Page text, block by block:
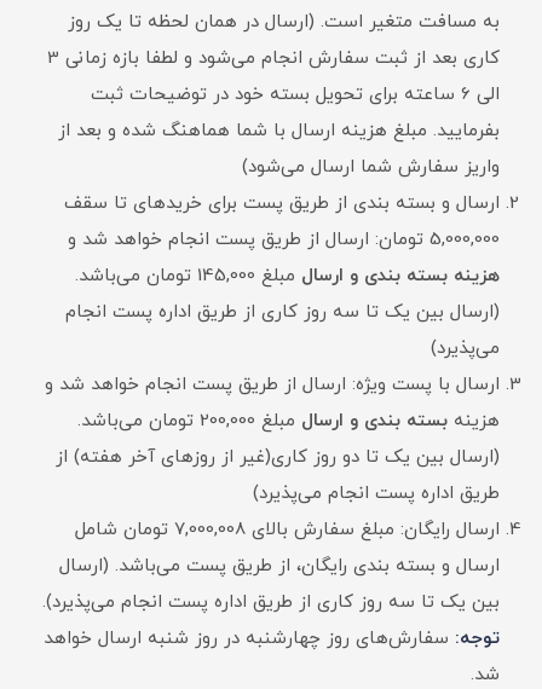
به مسافت متغیر است. (ارسال در همان لحظه تا یک روز
کاری بعد از ثبت سفارش انجام می‌شود و لطفا بازه زمانی 3
الی 6 ساعته برای تحویل بسته خود در توضیحات ثبت
بفرمایید. مبلغ هزینه ارسال با شما هماهنگ شده و بعد از
واریز سفارش شما ارسال می‌شود)
ارسال و بسته بندی از طریق پست برای خریدهای تا سقف
5,000,000 تومان: ارسال از طریق پست انجام خواهد شد و
هزینه بسته بندی و ارسال
مبلغ 145,000 تومان می‌باشد.
(ارسال بین یک تا سه روز کاری از طریق اداره پست انجام
می‌پذیرد)
ارسال با پست ویژه: ارسال از طریق پست انجام خواهد شد و
هزینه بسته بندی و ارسال
مبلغ 200,000 تومان می‌باشد.
(ارسال بین یک تا دو روز کاری(غیر از روزهای آخر هفته) از
طریق اداره پست انجام می‌پذیرد)
ارسال رایگان: مبلغ سفارش بالای 7,000,008 تومان شامل
ارسال و بسته بندی رایگان، از طریق پست می‌باشد. (ارسال
بین یک تا سه روز کاری از طریق اداره پست انجام می‌پذیرد).
توجه: سفارش‌های روز چهارشنبه در روز شنبه ارسال خواهد
شد.